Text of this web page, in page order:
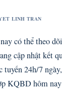
LINH TRAN
có thể theo
cập nhật kết
tuyến 24h/7
KQBD hôm